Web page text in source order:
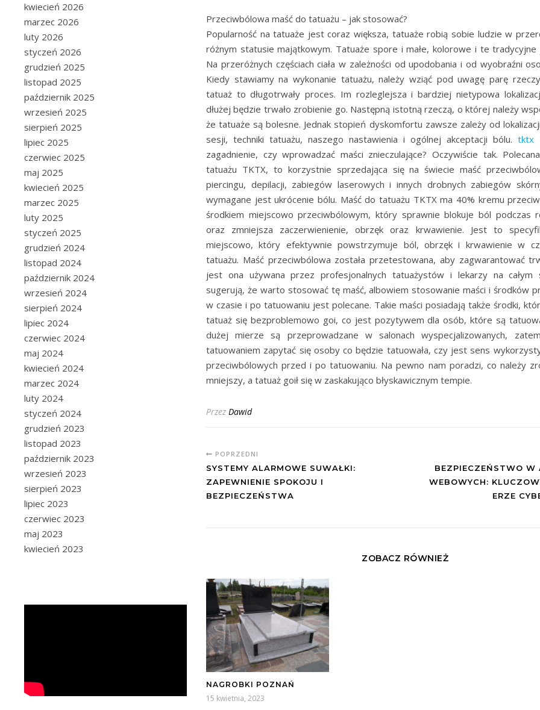
kwiecień 2026
marzec 2026
luty 2026
styczeń 2026
grudzień 2025
listopad 2025
październik 2025
wrzesień 2025
sierpień 2025
lipiec 2025
czerwiec 2025
maj 2025
kwiecień 2025
marzec 2025
luty 2025
styczeń 2025
grudzień 2024
listopad 2024
październik 2024
wrzesień 2024
sierpień 2024
lipiec 2024
czerwiec 2024
maj 2024
kwiecień 2024
marzec 2024
luty 2024
styczeń 2024
grudzień 2023
listopad 2023
październik 2023
wrzesień 2023
sierpień 2023
lipiec 2023
czerwiec 2023
maj 2023
kwiecień 2023
Przeciwbólowa maść do tatuażu – jak stosować?
Popularność na tatuaże jest coraz większa, tatuaże robią sobie ludzie w
różnym statusie majątkowym. Tatuaże spore i małe, kolorowe i te tradycyjne
Na przeróżnych częściach ciała w zależności od upodobania i od wyobraźni
Kiedy stawiamy na wykonanie tatuażu, należy wziąć pod uwagę parę
tatuaż to długotrwały proces. Im rozleglejsza i bardziej nietypowa
dłużej będzie trwało zrobienie go. Następną istotną rzeczą, o której należy
że tatuaże są bolesne. Jednak stopień dyskomfortu zawsze zależy od
sesji, techniki tatuażu, naszego nastawienia i ogólnej akceptacji bólu. tktx
zagadnienie, czy wprowadzać maści znieczulające? Oczywiście tak.
tatuażu TKTX, to korzystnie sprzedająca się na świecie maść
piercingu, depilacji, zabiegów laserowych i innych drobnych zabiegów
wymagane jest ukrócenie bólu. Maść do tatuażu TKTX ma 40% kremu
środkiem miejscowo przeciwbólowym, który sprawnie blokuje ból podczas
oraz zmniejsza zaczerwienienie, obrzęk oraz krwawienie. Jest to
miejscowo, który efektywnie powstrzymuje ból, obrzęk i krwawienie w
tatuażu. Maść przeciwbólowa została przetestowana, aby zagwarantować
jest ona używana przez profesjonalnych tatuażystów i lekarzy na całym
sugerują, że warto stosować tę maść, albowiem stosowanie maści i środków
w czasie i po tatuowaniu jest polecane. Takie maści posiadają także środki,
tatuaż się bezproblemowo goi, co jest pozytywem dla osób, które są
dużej mierze są przeprowadzane w salonach wyspecjalizowanych,
tatuowaniem zapytać się osoby co będzie tatuowała, czy jest sens
przeciwbólowych przed i po tatuowaniu. Na pewno nam poradzi, co należy
mniejszy, a tatuaż goił się w zaskakująco błyskawicznym tempie.
Przez Dawid
POPRZEDNI
SYSTEMY ALARMOWE SUWAŁKI:
ZAPEWNIENIE SPOKOJU I
BEZPIECZEŃSTWA
BEZPIECZEŃSTWO W
WEBOWYCH:
ERZE
ZOBACZ RÓWNIEŻ
NAGROBKI POZNAŃ
15 kwietnia, 2023